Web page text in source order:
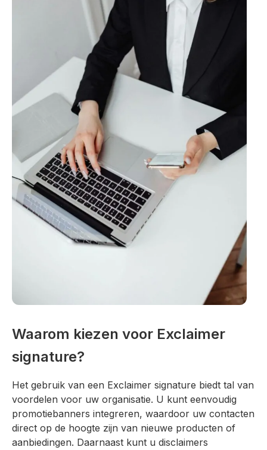
Waarom kiezen voor Exclaimer
signature?
Het gebruik van een Exclaimer signature biedt tal van
voordelen voor uw organisatie. U kunt eenvoudig
promotiebanners integreren, waardoor uw contacten
direct op de hoogte zijn van nieuwe producten of
aanbiedingen. Daarnaast kunt u disclaimers